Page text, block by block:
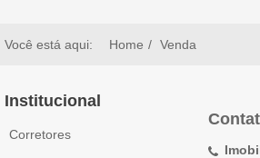
Você está aqui: Home Venda
Institucional
Corretores